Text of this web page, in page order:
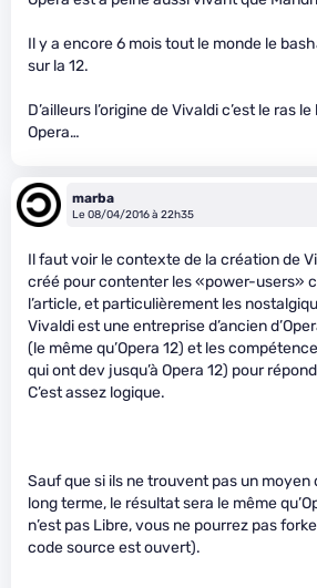
Il y a encore 6 mois tout le monde le
sur la 12.
D’ailleurs l’origine de Vivaldi c’est le ras
Opera…
marba
Le 08/04/2016 à 22h35
Il faut voir le contexte de la création de
créé pour contenter les «power-users»
l’article, et particulièrement les
Vivaldi est une entreprise d’ancien
(le même qu’Opera 12) et les
qui ont dev jusqu’à Opera 12) pour
C’est assez logique.
Sauf que si ils ne trouvent pas un moyen
long terme, le résultat sera le même
n’est pas Libre, vous ne pourrez pas
code source est ouvert).